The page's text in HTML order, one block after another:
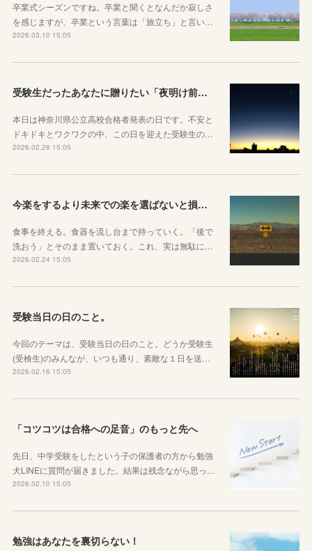
卒業式シーズンですね。卒業と聞くとなんだか寂しさ
を感じますが、卒業という言葉は「旅立ち」と言い…
2026.03.10 15:05
受験生だったあなたに贈りたい「夜明け前」のお話
本日は神奈川県公立高校合格者発表の日です。不安と
ドキドキとワクワクの中、この日を迎えた受験生の…
2026.02.26 15:05
今楽をするより未来での楽を選ばないと損をしてしまうかもしれない理由
食事を終える。食器を流し台まで持っていく。「後で
洗おう」とそのまま置いておく。これ、実は無駄に…
2026.02.24 15:05
受験当日の日のこと。
今回のテーマは、受験当日の日のこと。どうか受験生
(受検生)のみんなが、いつも通り、素敵な１日を送…
2026.02.16 15:05
「コツコツは合格への足音」のもっと先へ
先日、中学受験をしたという子の保護者の方から勉強
犬LINEに質問が届きました。結果は残念ながら思っ…
2026.02.10 15:05
勉強はあなたを裏切らない！